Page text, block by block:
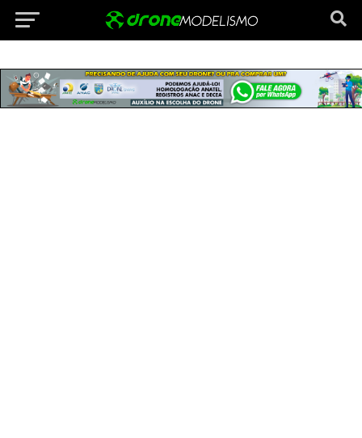
Vá para versão mobile